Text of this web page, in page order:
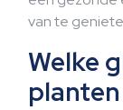
van te
Welke